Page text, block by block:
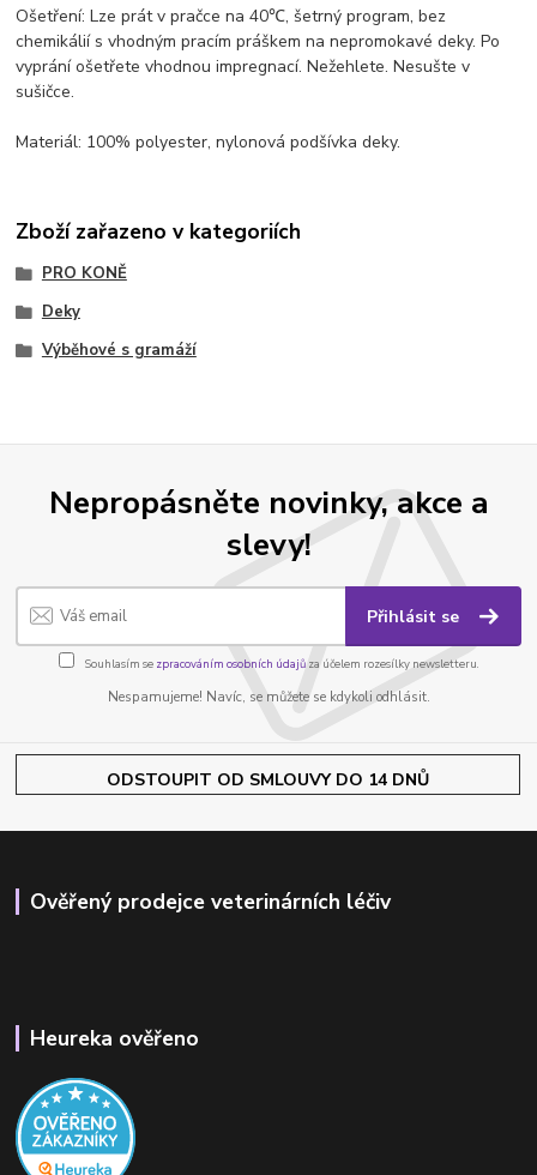
Ošetření: Lze prát v pračce na 40℃, šetrný program, bez
chemikálií s vhodným pracím práškem na nepromokavé deky. Po
vyprání ošetřete vhodnou impregnací. Nežehlete. Nesušte v
sušičce.
Materiál: 100% polyester, nylonová podšívka deky.
Zboží zařazeno v kategoriích
PRO KONĚ
Deky
Výběhové s gramáží
Nepropásněte novinky, akce a
slevy!
Přihlásit se
Souhlasím se zpracováním osobních údajůza účelem rozesílky newsletteru.
Nespamujeme! Navíc, se můžete se kdykoli odhlásit.
ODSTOUPIT OD SMLOUVY DO 14 DNŮ
Ověřený prodejce veterinárních léčiv
Heureka ověřeno